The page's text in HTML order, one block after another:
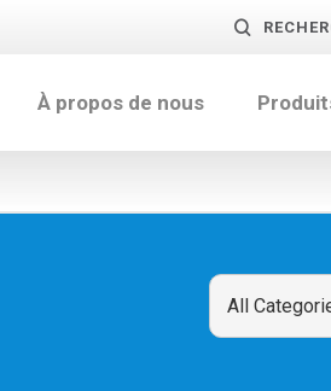
À propos de nous